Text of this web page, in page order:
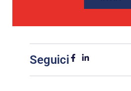
Seguici